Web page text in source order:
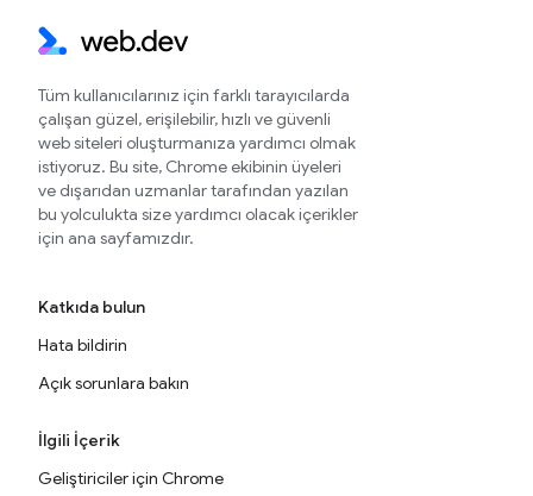
Tüm kullanıcılarınız için farklı tarayıcılarda
çalışan güzel, erişilebilir, hızlı ve güvenli
web siteleri oluşturmanıza yardımcı olmak
istiyoruz. Bu site, Chrome ekibinin üyeleri
ve dışarıdan uzmanlar tarafından yazılan
bu yolculukta size yardımcı olacak içerikler
için ana sayfamızdır.
Katkıda bulun
Hata bildirin
Açık sorunlara bakın
İlgili İçerik
Geliştiriciler için Chrome